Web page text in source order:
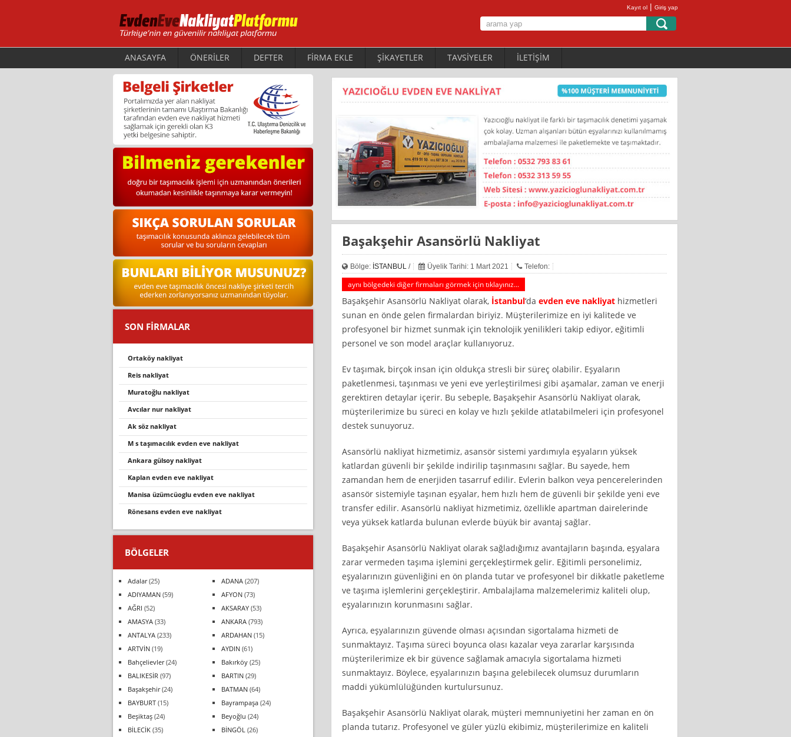
Kayıt ol | Giriş yap
ANASAYFA ÖNERİLER DEFTER FİRMA EKLE ŞİKAYETLER TAVSİYELER İLETİŞİM
Başakşehir Asansörlü Nakliyat
Bölge: İSTANBUL/ Üyelik Tarihi: 1 Mart 2021 Telefon:
aynı bölgedeki diğer firmaları görmek için tıklayınız...
Başakşehir Asansörlü Nakliyat olarak, İstanbul‘da evden eve nakliyathizmetleri
sunan en önde gelen firmalardan biriyiz. Müşterilerimize en iyi kalitede ve
profesyonel bir hizmet sunmak için teknolojik yenilikleri takip ediyor, eğitimli
personel ve son model araçlar kullanıyoruz.
Ev taşımak, birçok insan için oldukça stresli bir süreç olabilir. Eşyaların
paketlenmesi, taşınması ve yeni eve yerleştirilmesi gibi aşamalar, zaman ve enerji
gerektiren detaylar içerir. Bu sebeple, Başakşehir Asansörlü Nakliyat olarak,
müşterilerimize bu süreci en kolay ve hızlı şekilde atlatabilmeleri için profesyonel
destek sunuyoruz.
Asansörlü nakliyat hizmetimiz, asansör sistemi yardımıyla eşyaların yüksek
katlardan güvenli bir şekilde indirilip taşınmasını sağlar. Bu sayede, hem
zamandan hem de enerjiden tasarruf edilir. Evlerin balkon veya pencerelerinden
asansör sistemiyle taşınan eşyalar, hem hızlı hem de güvenli bir şekilde yeni eve
transfer edilir. Asansörlü nakliyat hizmetimiz, özellikle apartman dairelerinde
veya yüksek katlarda bulunan evlerde büyük bir avantaj sağlar.
Başakşehir Asansörlü Nakliyat olarak sağladığımız avantajların başında, eşyalara
zarar vermeden taşıma işlemini gerçekleştirmek gelir. Eğitimli personelimiz,
eşyalarınızın güvenliğini en ön planda tutar ve profesyonel bir dikkatle paketleme
ve taşıma işlemlerini gerçekleştirir. Ambalajlama malzemelerimiz kaliteli olup,
eşyalarınızın korunmasını sağlar.
Ayrıca, eşyalarınızın güvende olması açısından sigortalama hizmeti de
sunmaktayız. Taşıma süreci boyunca olası kazalar veya zararlar karşısında
müşterilerimize ek bir güvence sağlamak amacıyla sigortalama hizmeti
sunmaktayız. Böylece, eşyalarınızın başına gelebilecek olumsuz durumların
maddi yükümlülüğünden kurtulursunuz.
Başakşehir Asansörlü Nakliyat olarak, müşteri memnuniyetini her zaman en ön
planda tutarız. Profesyonel ve güler yüzlü ekibimiz, müşterilerimize en kaliteli
SON FİRMALAR
ortaköy nakli̇yat
rei̇s nakli̇yat
muratoğlu nakliyat
avcilar nur nakli̇yat
ak söz nakliyat
m s taşimacilik evden eve nakli̇yat
ankara gülsoy nakliyat
kaplan evden eve nakliyat
mani̇sa üzümcüoglu evden eve nakli̇yat
rönesans evden eve nakliyat
BÖLGELER
Adalar(25) ADANA (207)
ADIYAMAN (59) AFYON (73)
AĞRI (52) AKSARAY (53)
AMASYA (33) ANKARA (793)
ANTALYA (233) ARDAHAN (15)
ARTVİN (19) AYDIN (61)
Bahçelievler(24) Bakırköy (25)
BALIKESİR (97) BARTIN (29)
Başakşehir(24) BATMAN (64)
BAYBURT (15) Bayrampaşa (24)
Beşiktaş (24) Beyoğlu (24)
BİLECİK (35) BİNGÖL (26)